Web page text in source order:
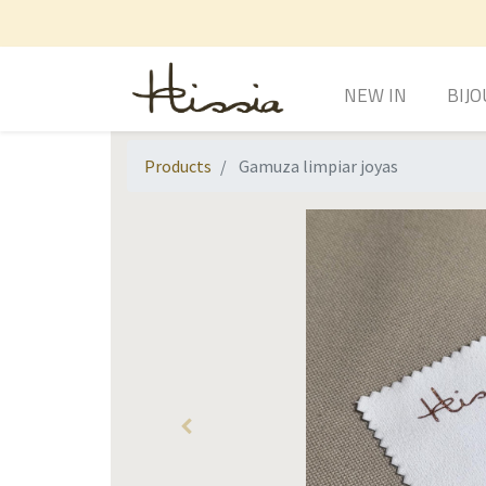
NEW IN
Products Gamuza limpiar joyas